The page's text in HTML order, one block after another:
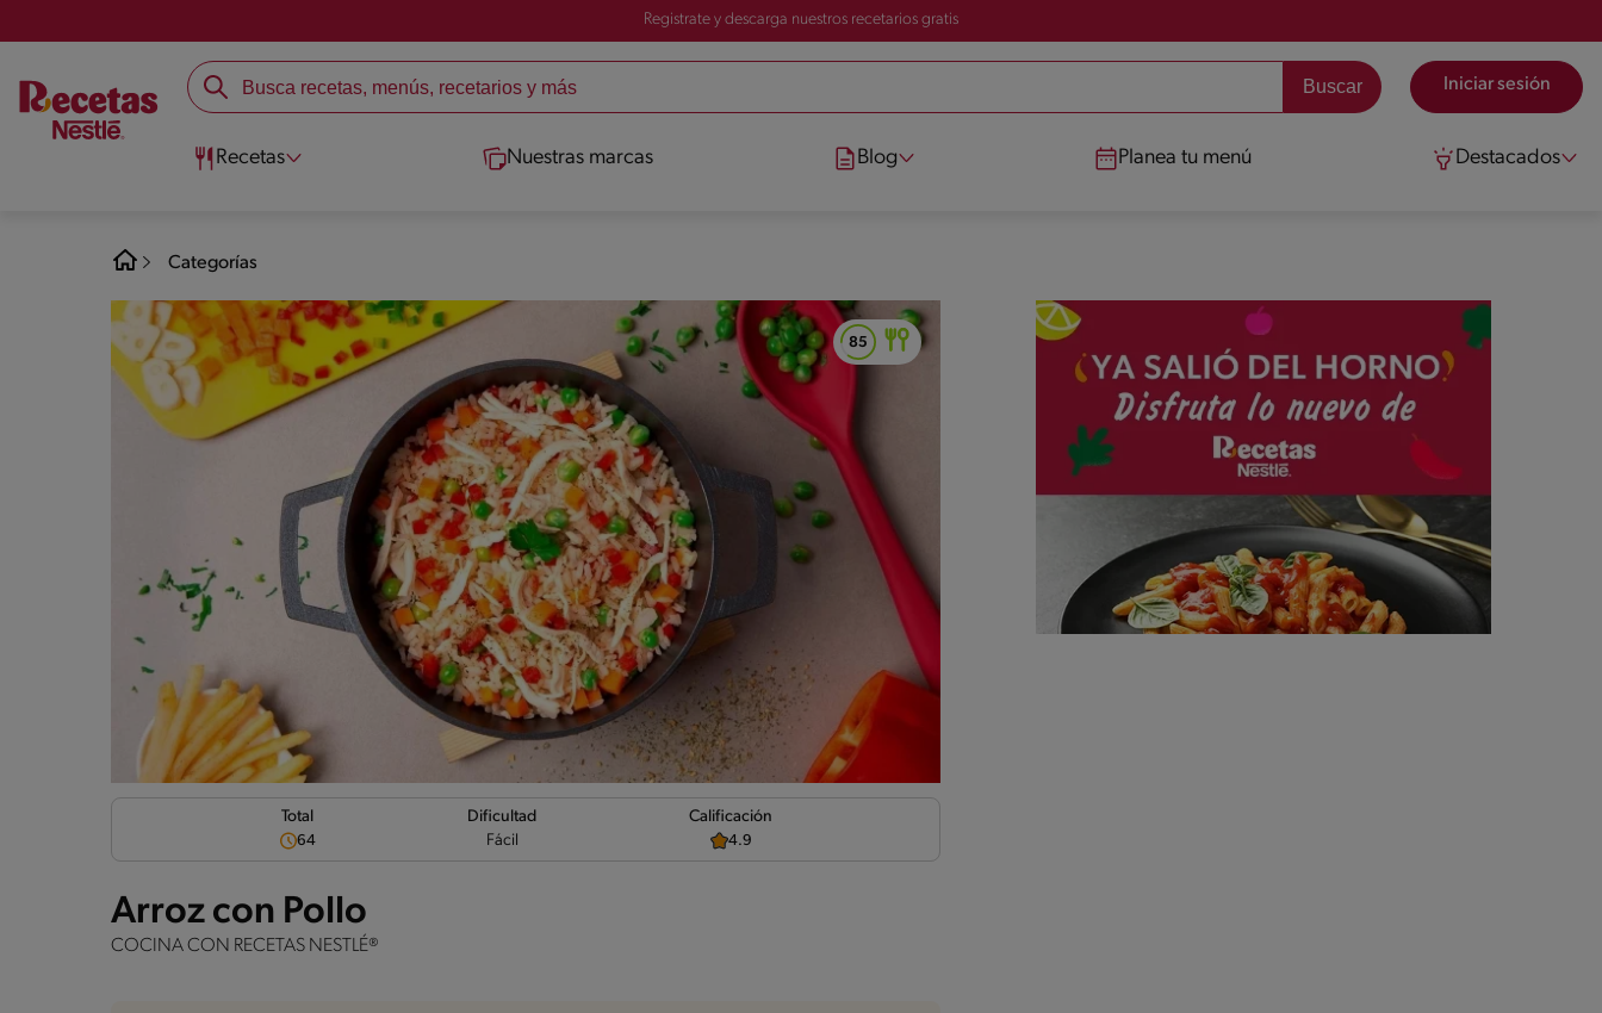
Registrate y descarga nuestros recetarios gratis
Iniciar sesión
Recetas Nuestras marcas Blog Planea tu menú Destacados
Categorías
Total
64
Dificultad
Fácil
Calificación
4.9
Arroz con Pollo
COCINA CON RECETAS NESTLÉ®